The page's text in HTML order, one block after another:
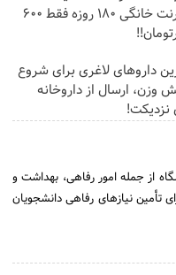
اینترنت خانگی 180 روزه فقط 600
داروهای لاغری برای شروع
وزن، ارسال از داروخانه
نزدیکت!
از جمله امور رفاهی، بهداشت و
تأمین نیازهای رفاهی دانشجویان